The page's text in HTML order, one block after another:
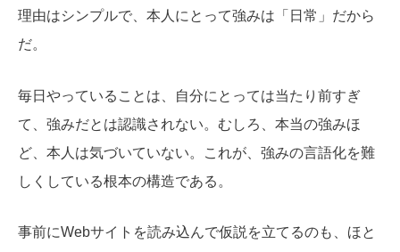
理由はシンプルで、本人にとって強みは「日常」だから
だ。
毎日やっていることは、自分にとっては当たり前すぎ
て、強みだとは認識されない。むしろ、本当の強みほ
ど、本人は気づいていない。これが、強みの言語化を難
しくしている根本の構造である。
事前にWebサイトを読み込んで仮説を立てるのも、ほと